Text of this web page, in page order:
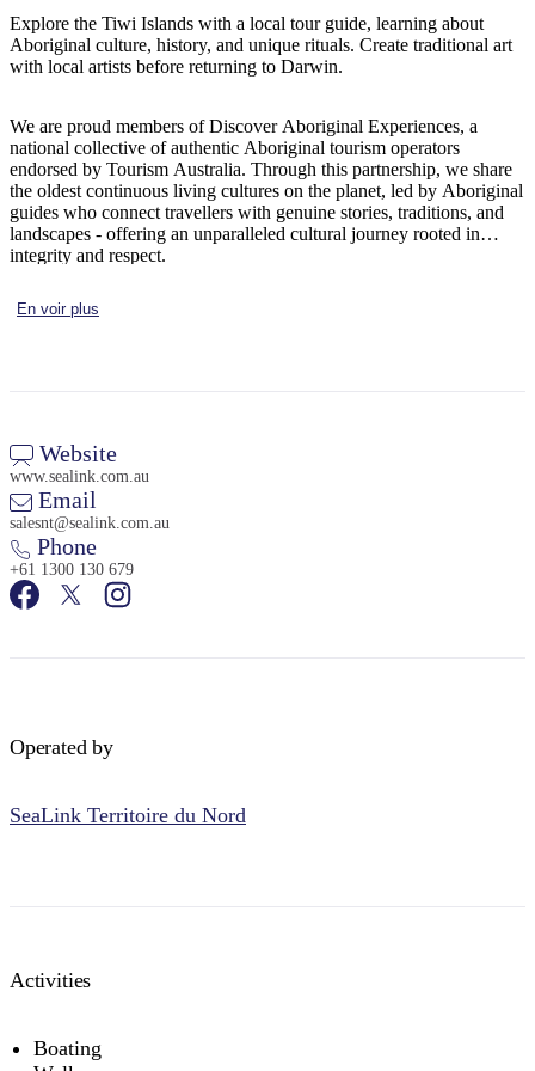
Sign
up
Explore the Tiwi Islands with a local tour guide, learning about
Aboriginal culture, history, and unique rituals. Create traditional art
with local artists before returning to Darwin.
We are proud members of Discover Aboriginal Experiences, a
national collective of authentic Aboriginal tourism operators
endorsed by Tourism Australia. Through this partnership, we share
the oldest continuous living cultures on the planet, led by Aboriginal
guides who connect travellers with genuine stories, traditions, and
landscapes - offering an unparalleled cultural journey rooted in
integrity and respect.
En voir plus
Website
www.sealink.com.au
Email
salesnt@sealink.com.au
Phone
+61 1300 130 679
Operated by
SeaLink Territoire du Nord
Activities
Boating